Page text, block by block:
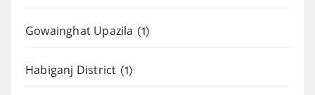
Gowainghat Upazila (1)
Habiganj District (1)